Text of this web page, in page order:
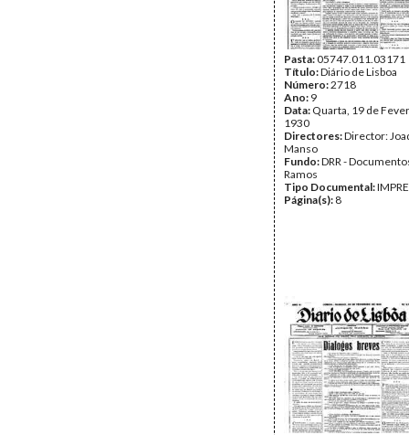
Pasta:05747.011.03171
Título:Diário de Lisboa
Número:2718
Ano: 9
Data: Quarta, 19 de
1930
Directores:Director:
Manso
Fundo:DRR -
Ramos
Tipo Documental:
Página(s): 8